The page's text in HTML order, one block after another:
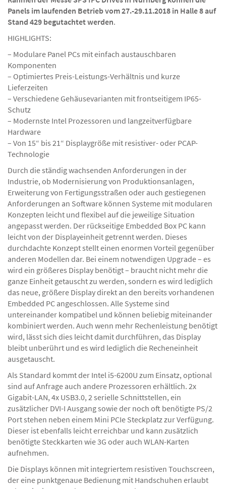
Panels im laufenden Betrieb vom 27.-29.11.2018 in Halle 8 auf
Stand 429 begutachtet werden.
HIGHLIGHTS:
– Modulare Panel PCs mit einfach austauschbaren
Komponenten
– Optimiertes Preis-Leistungs-Verhältnis und kurze
Lieferzeiten
– Verschiedene Gehäusevarianten mit frontseitigem IP65-
Schutz
– Modernste Intel Prozessoren und langzeitverfügbare
Hardware
– Von 15“ bis 21“ Displaygröße mit resistiver- oder PCAP-
Technologie
Durch die ständig wachsenden Anforderungen in der
Industrie, ob Modernisierung von Produktionsanlagen,
Erweiterung von Fertigungsstraßen oder auch gestiegenen
Anforderungen an Software können Systeme mit modularen
Konzepten leicht und flexibel auf die jeweilige Situation
angepasst werden. Der rückseitige Embedded Box PC kann
leicht von der Displayeinheit getrennt werden. Dieses
durchdachte Konzept stellt einen enormen Vorteil gegenüber
anderen Modellen dar. Bei einem notwendigen Upgrade – es
wird ein größeres Display benötigt – braucht nicht mehr die
ganze Einheit getauscht zu werden, sondern es wird lediglich
das neue, größere Display direkt an den bereits vorhandenen
Embedded PC angeschlossen. Alle Systeme sind
untereinander kompatibel und können beliebig miteinander
kombiniert werden. Auch wenn mehr Rechenleistung benötigt
wird, lässt sich dies leicht damit durchführen, das Display
bleibt unberührt und es wird lediglich die Recheneinheit
ausgetauscht.
Als Standard kommt der Intel i5-6200U zum Einsatz, optional
sind auf Anfrage auch andere Prozessoren erhältlich. 2x
Gigabit-LAN, 4x USB3.0, 2 serielle Schnittstellen, ein
zusätzlicher DVI-I Ausgang sowie der noch oft benötigte PS/2
Port stehen neben einem Mini PCIe Steckplatz zur Verfügung.
Dieser ist ebenfalls leicht erreichbar und kann zusätzlich
benötigte Steckkarten wie 3G oder auch WLAN-Karten
aufnehmen.
Die Displays können mit integriertem resistiven Touchscreen,
der eine punktgenaue Bedienung mit Handschuhen erlaubt